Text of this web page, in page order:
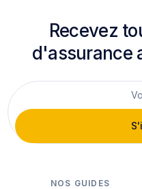
Recevez
d'assurance
NOS GUIDES